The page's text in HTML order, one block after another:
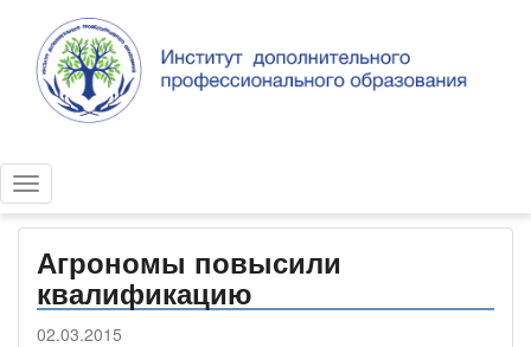
Агрономы повысили
квалификацию
02.03.2015